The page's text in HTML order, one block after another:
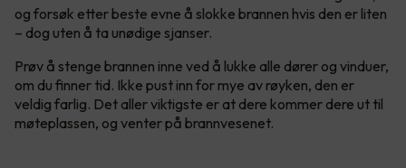
og forsøk etter beste evne å slokke brannen hvis den er liten
– dog uten å ta unødige sjanser.
Prøv å stenge brannen inne ved å lukke alle dører og vinduer,
om du finner tid. Ikke pust inn for mye av røyken, den er
veldig farlig. Det aller viktigste er at dere kommer dere ut til
møteplassen, og venter på brannvesenet.